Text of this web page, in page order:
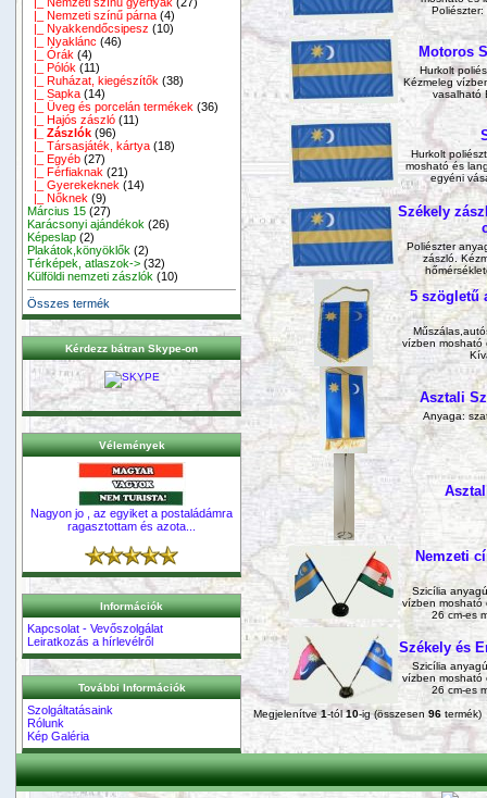
|_ Nemzeti színű párna (4)
|_ Nyakkendőcsipesz (10)
|_ Nyaklánc (46)
|_ Órák (4)
|_ Pólók (11)
|_ Ruházat, kiegészítők (38)
|_ Sapka (14)
|_ Üveg és porcelán termékek (36)
|_ Hajós zászló (11)
|_ Zászlók (96)
|_ Társasjáték, kártya (18)
|_ Egyéb (27)
|_ Férfiaknak (21)
|_ Gyerekeknek (14)
|_ Nőknek (9)
Március 15 (27)
Karácsonyi ajándékok (26)
Képeslap (2)
Plakátok,könyöklők (2)
Térképek, atlaszok-> (32)
Külföldi nemzeti zászlók (10)
Összes termék
Kérdezz bátran Skype-on
Vélemények
Nagyon jo , az egyiket a postaládámra
ragasztottam és azota...
Információk
Kapcsolat - Vevőszolgálat
Leiratkozás a hírlevélről
További Információk
Szolgáltatásaink
Rólunk
Kép Galéria
Poliészter:
Motoros
Hurkolt
Kézmeleg
vasalható
Hurkolt
mosható és
egyéni
Székely
Poliészter
zászló.
5 szögletű
vízben mosható
Asztali
Anyaga:
Nemzeti
Szicília
vízben mosható
26 cm-es
Székely és
Szicília
vízben mosható
26 cm-es
Megjelenítve1-tól10-ig (összesen 96 termék)